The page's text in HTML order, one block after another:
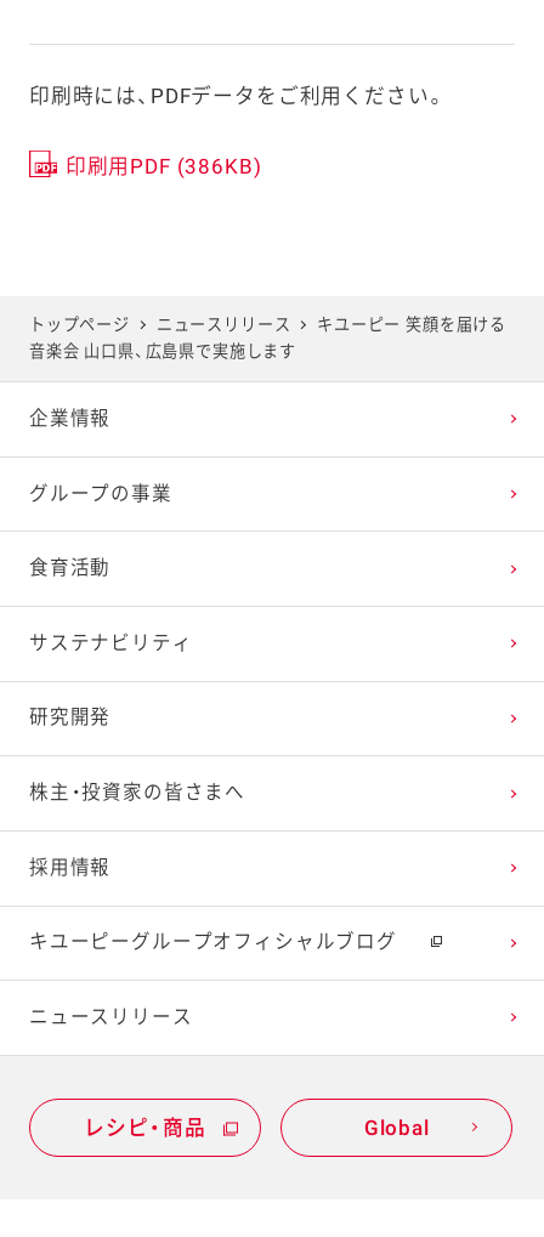
印刷時には、PDFデータをご利用ください。
印刷用PDF (386KB)
トップページ ニュースリリース
キユーピー 笑顔を届ける
音楽会 山口県、広島県で実施します
企業情報
グループの事業
食育活動
サステナビリティ
研究開発
株主・投資家の皆さまへ
採用情報
キユーピーグループオフィシャルブログ
ニュースリリース
レシピ・商品 Global